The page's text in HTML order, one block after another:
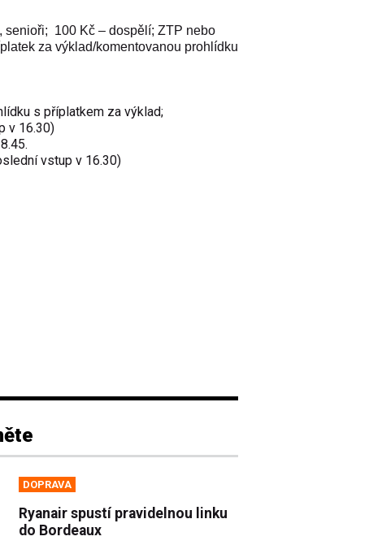
senioři; 100 Kč – dospělí; ZTP nebo
za výklad/komentovanou prohlídku
s příplatkem za výklad;
v 16.30)
vstup v 16.30)
DOPRAVA
Ryanair spustí pravidelnou linku
do Bordeaux